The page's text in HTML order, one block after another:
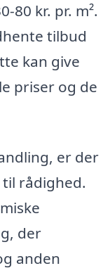
80 kr. pr. m².
tilbud
kan give
priser og de
er der
rådighed.
der
anden